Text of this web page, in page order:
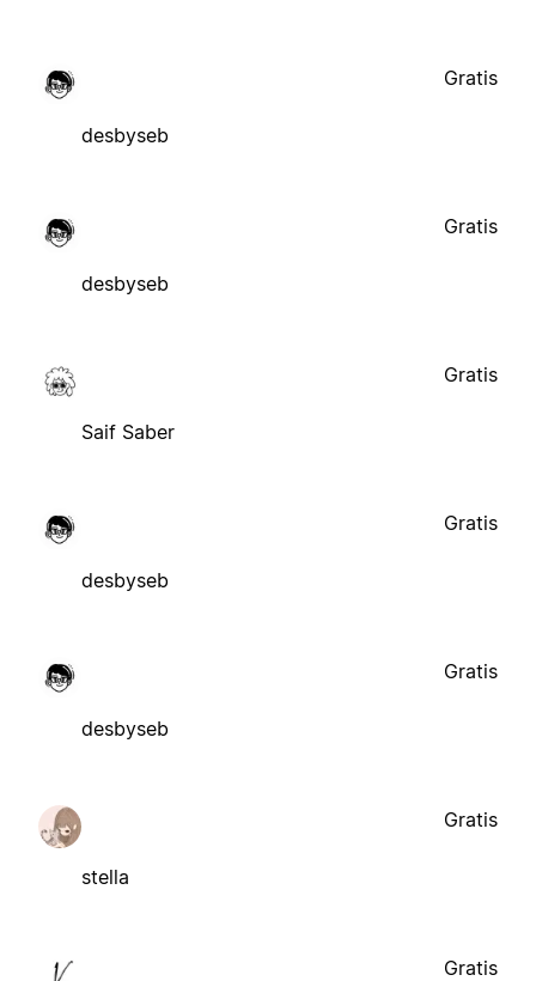
desbyseb
Gratis
desbyseb
Gratis
Saif Saber
Gratis
desbyseb
Gratis
desbyseb
Gratis
stella
Gratis
Gratis